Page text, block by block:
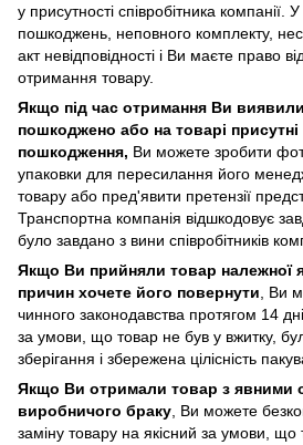
у присутності співробітника компанії.
пошкоджень, неповного комплекту,
акт невідповідності і Ви маєте право
отримання товару.
Якщо під час отримання Ви
пошкоджено або на товарі присутні
пошкодження, Ви можете зробити
упаковки для пересилання його
товару або пред'явити претензії
Транспортна компанія відшкодовує
було завдано з вини співробітників
Якщо Ви прийняли товар належної
причин хочете його повернути, Ви
чинного законодавства протягом 14
за умови, що товар не був у вжитку,
зберігання і збережена цілісність
Якщо Ви отримали товар з явними
виробничого браку, Ви можете
заміну товару на якісний за умови, що